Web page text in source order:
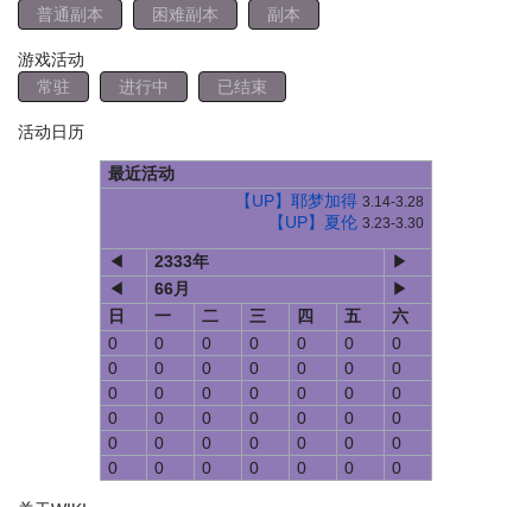
普通副本
困难副本 副本
游戏活动
常驻
进行中 已结束
活动日历
最近活动
【UP】耶梦加得 3.14-3.28
【UP】夏伦 3.23-3.30
◀ 2333年
▶
◀
66月
▶
日
一 二 三 四 五
六
0
0 0 0 0 0
0
0
0 0 0 0 0
0
0
0 0 0 0 0
0
0
0 0 0 0 0
0
0
0 0 0 0 0
0
0
0 0 0 0 0 0